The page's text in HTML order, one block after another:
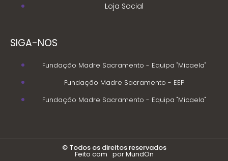
Loja Social
SIGA-NOS
Fundação Madre Sacramento - Equipa "Micaela"
Fundação Madre Sacramento - EEP
Fundação Madre Sacramento - Equipa "Micaela"
© Todos os direitos reservados
Feito com por MundOn